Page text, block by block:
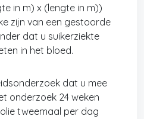
in m) x (lengte in m))
zijn van een gestoorde
dat u suikerziekte
in het bloed.
dat u mee
onderzoek 24 weken
tweemaal per dag